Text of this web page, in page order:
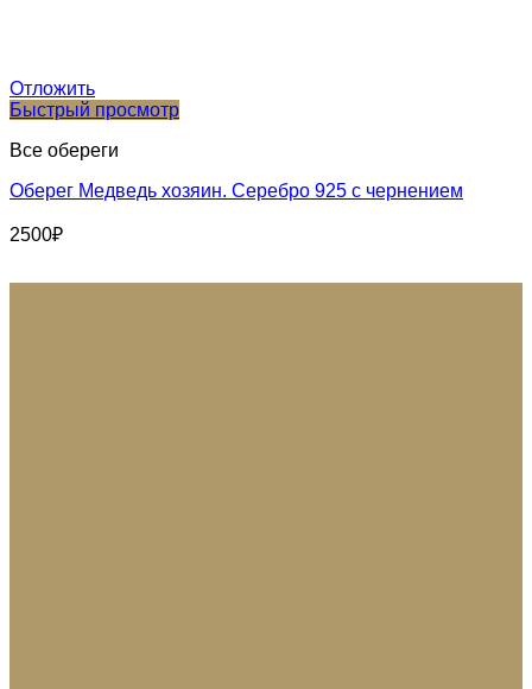
Отложить
Быстрый просмотр
Все обереги
Оберег Медведь хозяин. Серебро 925 с чернением
2500₽